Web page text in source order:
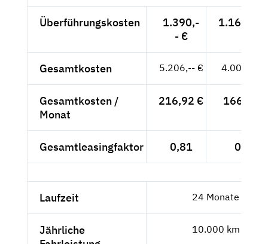
Überführungskosten
1.390,-
- €
1.168,07
Gesamtkosten 5.206,-- € 4.000,07
Gesamtkosten /
Monat
216,92 € 166,67 €
Gesamtleasingfaktor 0,81 0,74
Laufzeit 24 Monate
Jährliche
10.000 km